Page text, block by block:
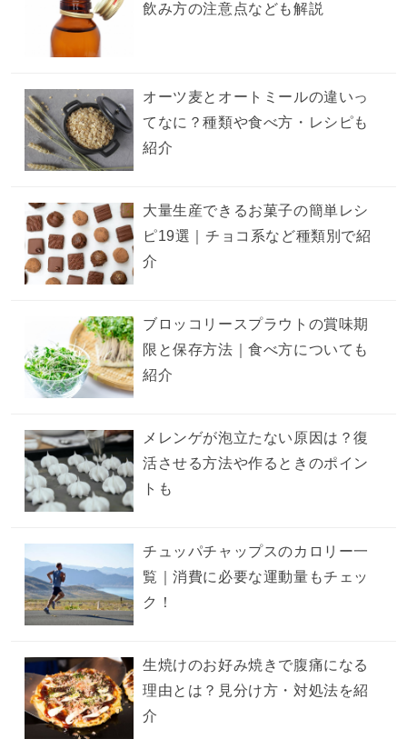
飲み方の注意点なども解説
オーツ麦とオートミールの違いっ
てなに？種類や食べ方・レシピも
紹介
大量生産できるお菓子の簡単レシ
ピ19選｜チョコ系など種類別で紹
介
ブロッコリースプラウトの賞味期
限と保存方法｜食べ方についても
紹介
メレンゲが泡立たない原因は？復
活させる方法や作るときのポイン
トも
チュッパチャップスのカロリー一
覧｜消費に必要な運動量もチェッ
ク！
生焼けのお好み焼きで腹痛になる
理由とは？見分け方・対処法を紹
介